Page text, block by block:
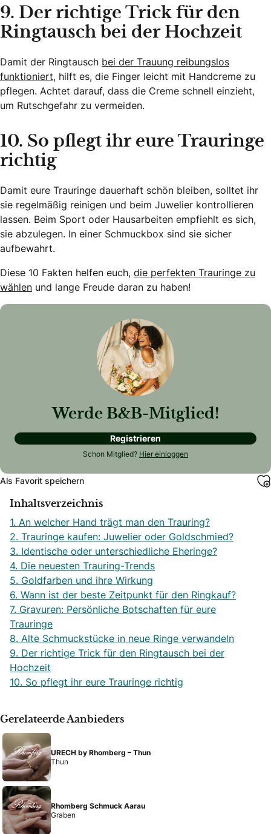
9. Der richtige Trick für den
Ringtausch bei der Hochzeit
Damit der Ringtausch bei der Trauung reibungslos
funktioniert, hilft es, die Finger leicht mit Handcreme zu
pflegen. Achtet darauf, dass die Creme schnell einzieht,
um Rutschgefahr zu vermeiden.
10. So pflegt ihr eure Trauringe
richtig
Damit eure Trauringe dauerhaft schön bleiben, solltet ihr
sie regelmäßig reinigen und beim Juwelier kontrollieren
lassen. Beim Sport oder Hausarbeiten empfiehlt es sich,
sie abzulegen. In einer Schmuckbox sind sie sicher
aufbewahrt.
Diese 10 Fakten helfen euch, die perfekten Trauringe zu
wählen und lange Freude daran zu haben!
Werde B&B-Mitglied!
Registrieren
Schon Mitglied? Hier einloggen
Als Favorit speichern
Inhaltsverzeichnis
1. An welcher Hand trägt man den Trauring?
2. Trauringe kaufen: Juwelier oder Goldschmied?
3. Identische oder unterschiedliche Eheringe?
4. Die neuesten Trauring-Trends
5. Goldfarben und ihre Wirkung
6. Wann ist der beste Zeitpunkt für den Ringkauf?
7. Gravuren: Persönliche Botschaften für eure
Trauringe
8. Alte Schmuckstücke in neue Ringe verwandeln
9. Der richtige Trick für den Ringtausch bei der
Hochzeit
10. So pflegt ihr eure Trauringe richtig
Gerelateerde Aanbieders
URECH by Rhomberg – Thun
Thun
Rhomberg Schmuck Aarau
Graben